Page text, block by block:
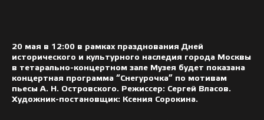
20 мая в 12:00 в рамках празднования Дней
исторического и культурного наследия города Москвы
в тетарально-концертном зале Музея будет показана
концертная программа “Снегурочка” по мотивам
пьесы А. Н. Островского. Режиссер: Сергей Власов.
Художник-постановщик: Ксения Сорокина.